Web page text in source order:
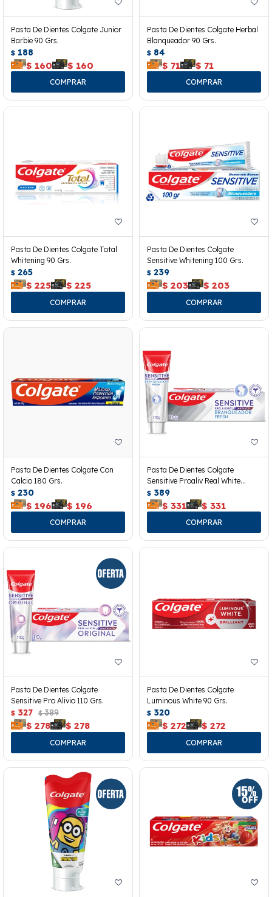
Pasta De Dientes Colgate Junior
Barbie 90 Grs.
$ 188
$ 160 $ 160
Pasta De Dientes Colgate Herbal
Blanqueador 90 Grs.
$ 84
$ 71 $ 71
Pasta De Dientes Colgate Total
Whitening 90 Grs.
$ 265
$ 225 $ 225
Pasta De Dientes Colgate
Sensitive Whitening 100 Grs.
$ 239
$ 203 $ 203
Pasta De Dientes Colgate Con
Calcio 180 Grs.
$ 230
$ 196 $ 196
Pasta De Dientes Colgate
Sensitive Proaliv Real White
110grs
$ 389
$ 331 $ 331
Pasta De Dientes Colgate
Sensitive Pro Alivio 110 Grs.
$ 327 $ 389
$ 278 $ 278
Pasta De Dientes Colgate
Luminous White 90 Grs.
$ 320
$ 272 $ 272